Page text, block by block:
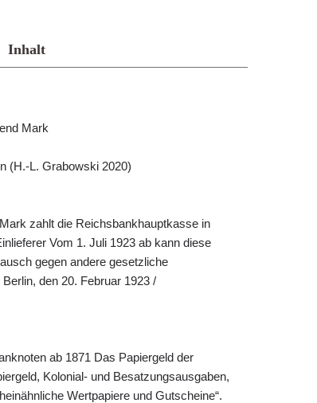
Inhalt
Mark
(H.-L. Grabowski 2020)
zahlt die Reichsbankhauptkasse in
Vom 1. Juli 1923 ab kann diese
gegen andere gesetzliche
den 20. Februar 1923 /
ab 1871 Das Papiergeld der
Kolonial- und Besatzungsausgaben,
Wertpapiere und Gutscheine“.